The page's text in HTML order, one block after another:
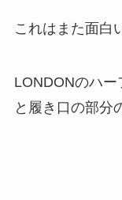
これはまた面白
LONDONのハ
と履き口の部分